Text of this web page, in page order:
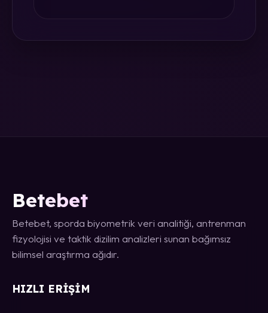
Betebet
Betebet, sporda biyometrik veri analitiği, antrenman
fizyolojisi ve taktik dizilim analizleri sunan bağımsız
bilimsel araştırma ağıdır.
HIZLI ERIŞIM